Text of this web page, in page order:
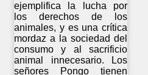
ejemplifica la lucha por
los derechos de los
animales, y es una crítica
mordaz a la sociedad del
consumo y al sacrificio
animal innecesario. Los
señores Pongo tienen